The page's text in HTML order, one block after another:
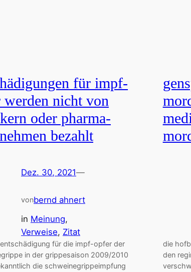
für impf-
werden nicht von
oder pharma-
bezahlt
Dez. 30, 2021—
vonbernd ahnert
in Meinung
Verweise, Zitat
für die impf-opfer der
in der grippesaison 2009/2010
die schweinegrippeimpfung
die
den